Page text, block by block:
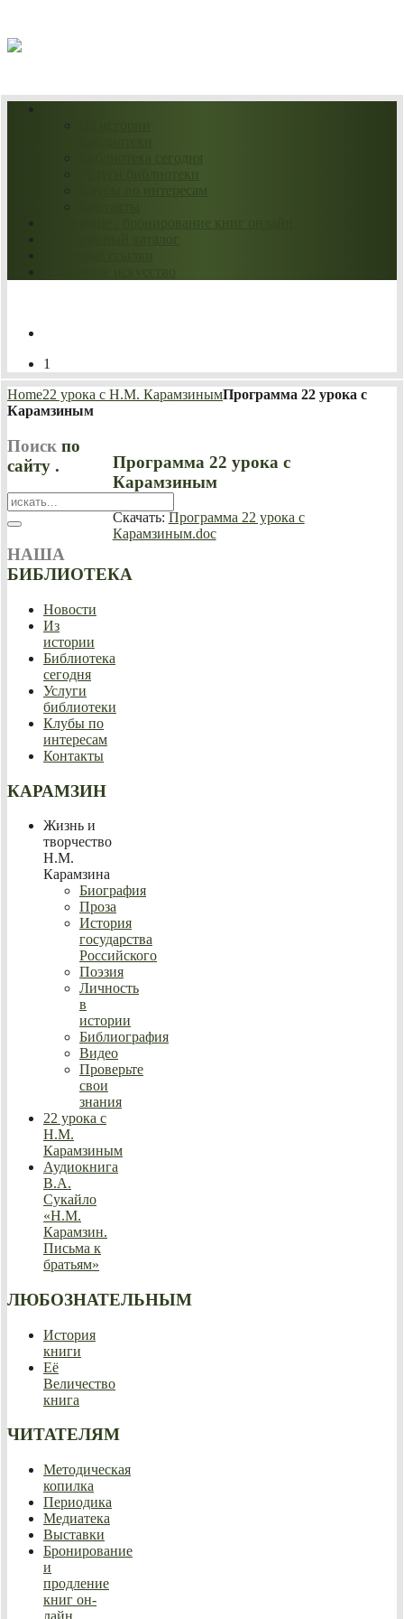
1
Home22 урока с Н.М. КарамзинымПрограмма 22 урока с
Карамзиным
Программа 22 урока с
Карамзиным
Скачать: Программа 22 урока с
Карамзиным.doc
Поиск по
сайту .
НАША
БИБЛИОТЕКА
Новости
Из
истории
Библиотека
сегодня
Услуги
библиотеки
Клубы по
интересам
Контакты
КАРАМЗИН
Жизнь и
творчество
Н.М.
Карамзина
Биография
Проза
История
государства
Российского
Поэзия
Личность
в
истории
Библиография
Видео
Проверьте
свои
знания
22 урока с
Н.М.
Карамзиным
Аудиокнига
В.А.
Сукайло
«Н.М.
Карамзин.
Письма к
братьям»
ЛЮБОЗНАТЕЛЬНЫМ
История
книги
Её
Величество
книга
ЧИТАТЕЛЯМ
Методическая
копилка
Периодика
Медиатека
Выставки
Бронирование
и
продление
книг он-